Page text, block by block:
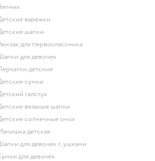
Чепчик
Детские варежки
Детские шапки
Рюкзак для первоклассника
Шапки для девочек
Перчатки детские
Детские сумки
Детский галстук
Детские вязаные шапки
Детские солнечные очки
Манишка детская
Шапки для девочек с ушками
Сумки для девочек